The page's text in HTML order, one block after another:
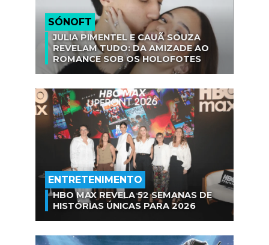
SÓNOFT
JULIA PIMENTEL E CAUÃ SOUZA
REVELAM TUDO: DA AMIZADE AO
ROMANCE SOB OS HOLOFOTES
ENTRETENIMENTO
HBO MAX REVELA 52 SEMANAS DE
HISTÓRIAS ÚNICAS PARA 2026